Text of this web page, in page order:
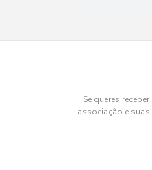
Se queres
associação e